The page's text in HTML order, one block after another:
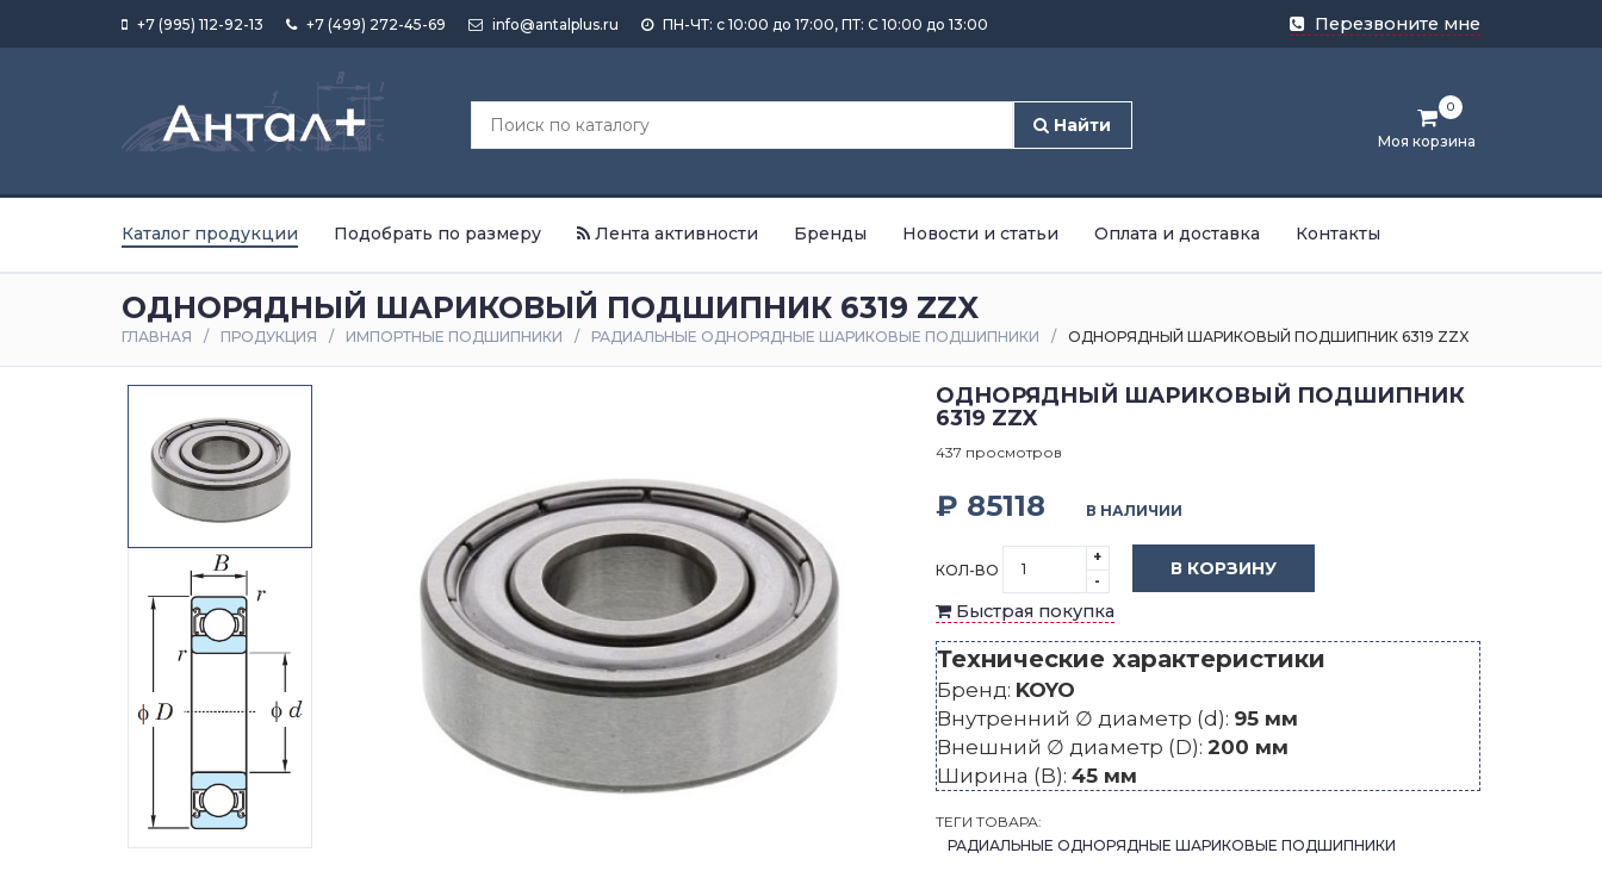
+7 (995) 112-92-13 +7 (499) 272-45-69 info@antalplus.ru ПН-ЧТ: с 10:00 до 17:00, ПТ: С 10:00 до 13:00 Перезвоните мне
Найти
Моя корзина
0
Каталог продукции Подобрать по размеру Лента активности Бренды Новости и статьи Оплата и доставка Контакты
ОДНОРЯДНЫЙ ШАРИКОВЫЙ ПОДШИПНИК 6319 ZZX
ГЛАВНАЯ ПРОДУКЦИЯ ИМПОРТНЫЕ ПОДШИПНИКИ РАДИАЛЬНЫЕ ОДНОРЯДНЫЕ ШАРИКОВЫЕ ПОДШИПНИКИ ОДНОРЯДНЫЙ ШАРИКОВЫЙ ПОДШИПНИК 6319 ZZX
ОДНОРЯДНЫЙ ШАРИКОВЫЙ ПОДШИПНИК
6319 ZZX
437 просмотров
₽ 85118 В НАЛИЧИИ
КОЛ-ВО
+
-
В КОРЗИНУ
Быстрая покупка
Технические характеристики
Бренд: KOYO
Внутренний ∅ диаметр (d): 95 мм
Внешний ∅ диаметр (D): 200 мм
Ширина (B): 45 мм
ТЕГИ ТОВАРА:
РАДИАЛЬНЫЕ ОДНОРЯДНЫЕ ШАРИКОВЫЕ ПОДШИПНИКИ